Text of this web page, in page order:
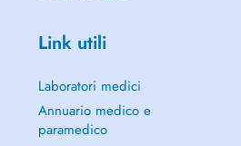
Link utili
Laboratori medici
Annuario medico e
paramedico